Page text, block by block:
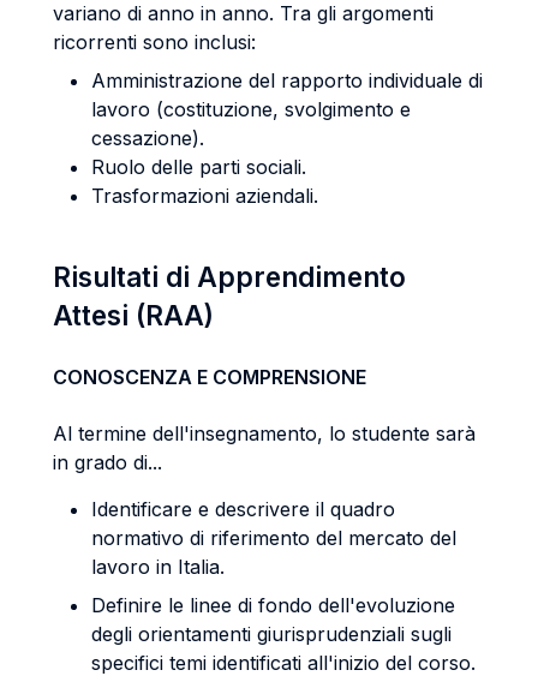
variano di anno in anno. Tra gli argomenti
ricorrenti sono inclusi:
Amministrazione del rapporto individuale di
lavoro (costituzione, svolgimento e
cessazione).
Ruolo delle parti sociali.
Trasformazioni aziendali.
Risultati di Apprendimento
Attesi (RAA)
CONOSCENZA E COMPRENSIONE
Al termine dell'insegnamento, lo studente sarà
in grado di...
Identificare e descrivere il quadro
normativo di riferimento del mercato del
lavoro in Italia.
Definire le linee di fondo dell'evoluzione
degli orientamenti giurisprudenziali sugli
specifici temi identificati all'inizio del corso.